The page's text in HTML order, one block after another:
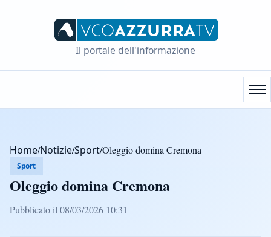
Il portale dell'informazione
Home/Notizie/Sport/Oleggio domina Cremona
Sport
Oleggio domina Cremona
Pubblicato il 08/03/2026 10:31